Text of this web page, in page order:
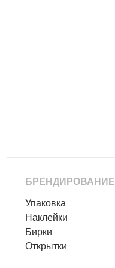
БРЕНДИРОВАНИЕ
Упаковка
Наклейки
Бирки
Открытки